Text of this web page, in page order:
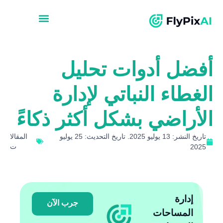
أفضل أدوات تحليل
الغطاء النباتي لإدارة
الأراضي بشكل أكثر ذكاءً
تاريخ النشر: 13 يوليو 2025. تاريخ التحديث: 25 يوليو
2025
المقالا
ت
إدارة
المساحات
جرب الآن